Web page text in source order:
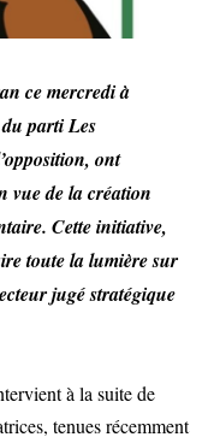
ce mercredi à
du parti Les
ont
vue de la création
Cette initiative,
toute la lumière sur
jugé stratégique
à la suite de
tenues récemment